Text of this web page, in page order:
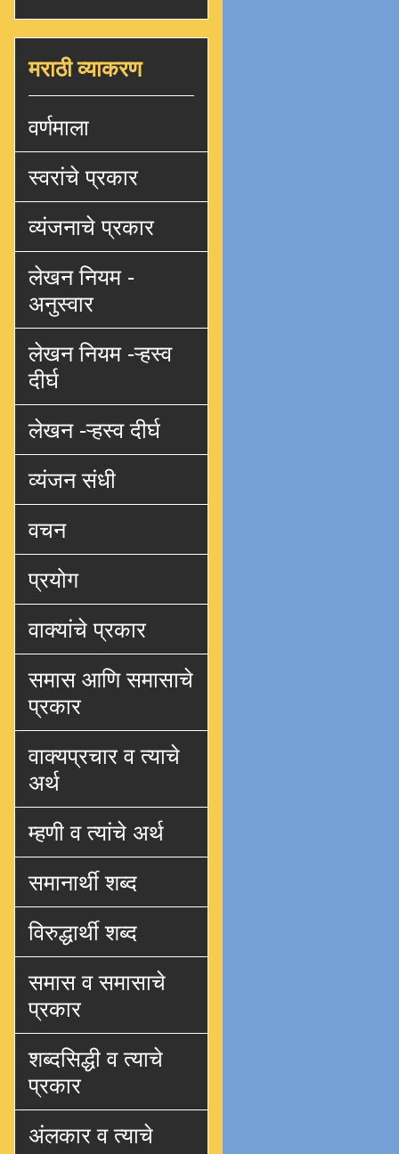
मराठी व्याकरण
वर्णमाला
स्वरांचे प्रकार
व्यंजनाचे प्रकार
लेखन नियम -
अनुस्वार
लेखन नियम -ऱ्हस्व
दीर्घ
लेखन -ऱ्हस्व दीर्घ
व्यंजन संधी
वचन
प्रयोग
वाक्यांचे प्रकार
समास आणि समासाचे
प्रकार
वाक्यप्रचार व त्याचे
अर्थ
म्हणी व त्यांचे अर्थ
समानार्थी शब्द
विरुद्धार्थी शब्द
समास व समासाचे
प्रकार
शब्दसिद्धी व त्याचे
प्रकार
अंलकार व त्याचे